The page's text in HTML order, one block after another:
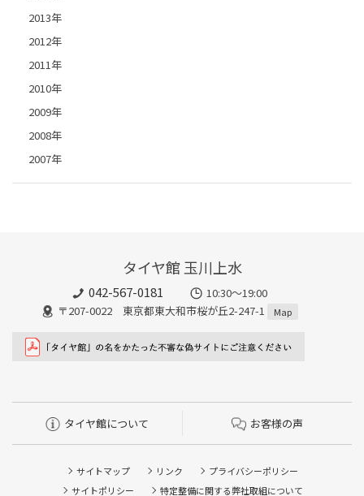
2013年
2012年
2011年
2010年
2009年
2008年
2007年
タイヤ館 玉川上水
042-567-0181
10:30～19:00
〒207-0022 東京都東大和市桜が丘2-247-1
Map
タイヤ館について お客様の声
サイトマップ リンク
プライバシーポリシー
サイトポリシー
特定整備に関する弊社取組について